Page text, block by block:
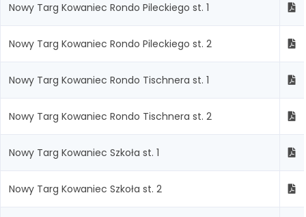
Nowy Targ Kowaniec Rondo Pileckiego st. 1
Nowy Targ Kowaniec Rondo Pileckiego st. 2
Nowy Targ Kowaniec Rondo Tischnera st. 1
Nowy Targ Kowaniec Rondo Tischnera st. 2
Nowy Targ Kowaniec Szkoła st. 1
Nowy Targ Kowaniec Szkoła st. 2